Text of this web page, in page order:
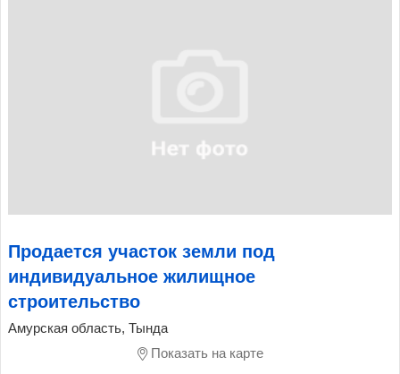
Продается участок земли под
индивидуальное жилищное
строительство
Амурская область, Тында
Показать на карте